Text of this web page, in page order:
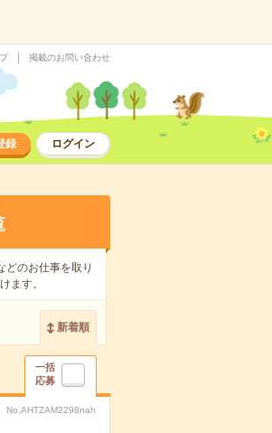
掲載のお問い合わせ
録 ログイン
どのお仕事を取り
ます。
新着順
一括
応募
No.AHTZAM2298nah